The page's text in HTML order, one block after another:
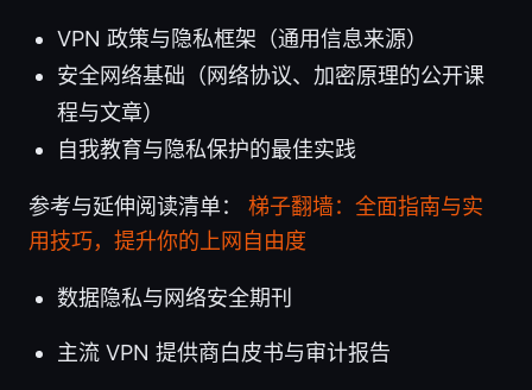
VPN 政策与隐私框架（通用信息来源）
安全网络基础（网络协议、加密原理的公开课
程与文章）
自我教育与隐私保护的最佳实践
参考与延伸阅读清单： 梯子翻墙：全面指南与实
用技巧，提升你的上网自由度
数据隐私与网络安全期刊
主流 VPN 提供商白皮书与审计报告